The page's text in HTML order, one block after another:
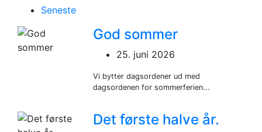
Seneste
God sommer
25. juni 2026
Vi bytter dagsordener ud med
dagsordenen for sommerferien...
Det første halve år.